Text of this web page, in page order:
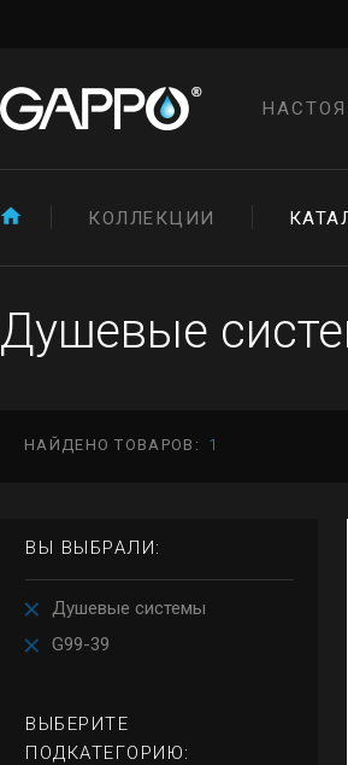
КОЛЛЕКЦИИ
Душевые
НАЙДЕНО ТОВАРОВ: 1
ВЫ ВЫБРАЛИ:
Душевые системы
G99-39
ВЫБЕРИТЕ
ПОДКАТЕГОРИЮ: